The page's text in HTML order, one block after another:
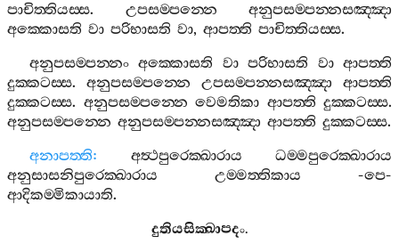
පාචිත‍්තියස‍්ස. උපසම‍්පන‍්නෙ
අනුපසම‍්පන‍්නසඤ‍්ඤා
අක‍්කොසති වා පරිභාසති වා, ආපත‍්ති පාචිත‍්තියස‍්ස.
අනුපසම‍්පන‍්නං අක‍්කොසති වා පරිභාසති වා ආපත‍්ති
දුක‍්කටස‍්ස. අනුපසම‍්පන‍්නෙ උපසම‍්පන‍්නසඤ‍්ඤා
ආපත‍්ති
දුක‍්කටස‍්ස. අනුපසම‍්පන‍්නෙ වෙමතිකා ආපත‍්ති දුක‍්කටස‍්ස.
අනුපසම‍්පන‍්නෙ අනුපසම‍්පන‍්නසඤ‍්ඤා ආපත‍්ති දුක‍්කටස‍්ස.
අනාපත‍්ති: අත්‍ථපුරෙක‍්ඛාරාය
ධම‍්මපුරෙක‍්ඛාරාය
අනුසාසනිපුරෙක‍්ඛාරාය
උම‍්මත‍්තිකාය -පෙ-
ආදිකම‍්මිකායාති.
දුතියසික‍්ඛාපදං.